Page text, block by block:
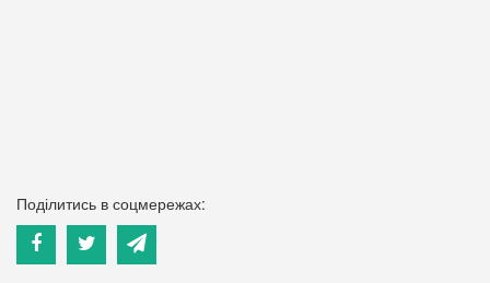
Поділитись в соцмережах: